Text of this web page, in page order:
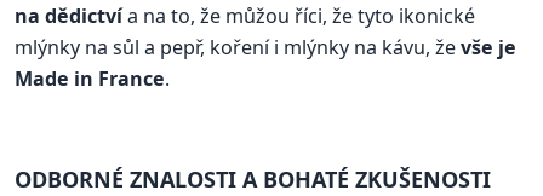
na dědictvía na to, že můžou říci, že tyto ikonické
mlýnky na sůl a pepř, koření i mlýnky na kávu, ževše je
Made in France.
ODBORNÉ ZNALOSTI A BOHATÉ ZKUŠENOSTI